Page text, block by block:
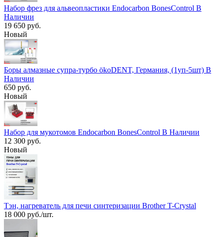
Набор фрез для альвеопластики Endocarbon BonesControl В
Наличии
19 650 руб.
Новый
Боры алмазные супра-турбо ökoDENT, Германия, (1уп-5шт) В
Наличии
650 руб.
Новый
Набор для мукотомов Endocarbon BonesControl В Наличии
12 300 руб.
Новый
Тэн, нагреватель для печи синтеризации Brother T-Crystal
18 000 руб./шт.